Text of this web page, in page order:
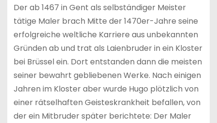
Der ab 1467 in Gent als selbständiger Meister
tätige Maler brach Mitte der 1470er-Jahre seine
erfolgreiche weltliche Karriere aus unbekannten
Gründen ab und trat als Laienbruder in ein Kloster
bei Brüssel ein. Dort entstanden dann die meisten
seiner bewahrt gebliebenen Werke. Nach einigen
Jahren im Kloster aber wurde Hugo plötzlich von
einer rätselhaften Geisteskrankheit befallen, von
der ein Mitbruder später berichtete: Der Maler